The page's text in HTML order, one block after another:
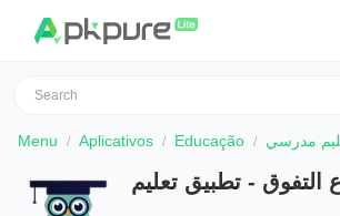
Menu Aplicativos Educação مدرسي
التفوق - تطبيق تعليم